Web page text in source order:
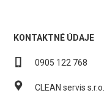
KONTAKTNÉ ÚDAJE
0905 122 768
CLEAN servis s.r.o.